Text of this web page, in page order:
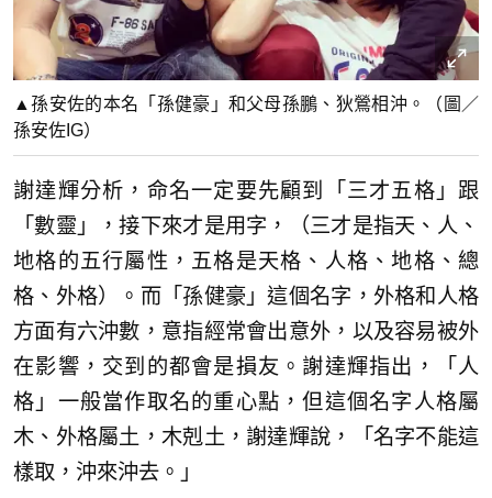
▲孫安佐的本名「孫健豪」和父母孫鵬、狄鶯相沖。（圖／
孫安佐IG）
謝達輝分析，命名一定要先顧到「三才五格」跟
「數靈」，接下來才是用字，（三才是指天、人、
地格的五行屬性，五格是天格、人格、地格、總
格、外格）。而「孫健豪」這個名字，外格和人格
方面有六沖數，意指經常會出意外，以及容易被外
在影響，交到的都會是損友。謝達輝指出，「人
格」一般當作取名的重心點，但這個名字人格屬
木、外格屬土，木剋土，謝達輝說，「名字不能這
樣取，沖來沖去。」